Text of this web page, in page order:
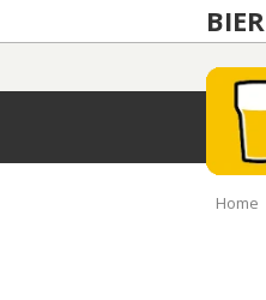
BIER
Home